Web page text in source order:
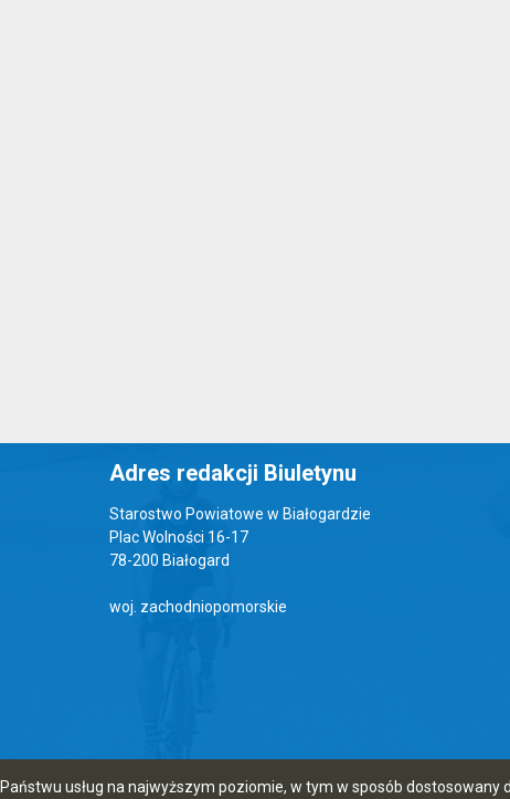
usług na najwyższym poziomie, w tym w sposób
Adres redakcji Biuletynu
Starostwo Powiatowe w Białogardzie
Plac Wolności 16-17
78-200 Białogard
woj. zachodniopomorskie